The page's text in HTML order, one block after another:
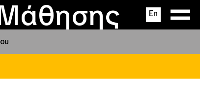
Μάθησης En